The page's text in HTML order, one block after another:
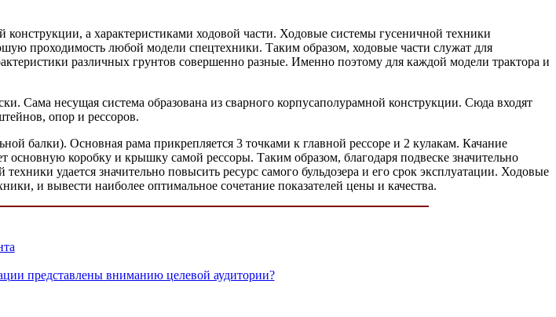
а характеристиками ходовой части. Ходовые системы гусеничной техники
проходимость любой модели спецтехники. Таким образом, ходовые части служат для
различных грунтов совершенно разные. Именно поэтому для каждой модели трактора и
Сама несущая система образована из сварного корпусаполурамной конструкции. Сюда входят
опор и рессоров.
балки). Основная рама прикрепляется 3 точками к главной рессоре и 2 кулакам. Качание
коробку и крышку самой рессоры. Таким образом, благодаря подвеске значительно
удается значительно повысить ресурс самого бульдозера и его срок эксплуатации. Ходовые
и вывести наиболее оптимальное сочетание показателей цены и качества.
представлены вниманию целевой аудитории?